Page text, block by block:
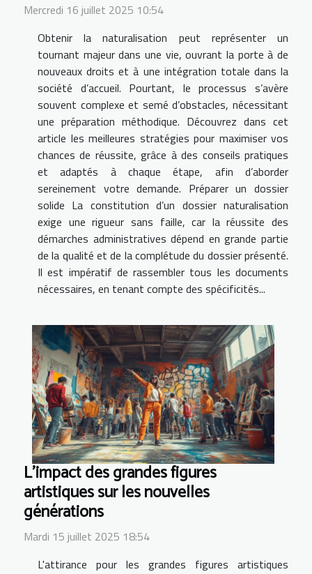
Mercredi 16 juillet 2025 10:54
Obtenir la naturalisation peut représenter un
tournant majeur dans une vie, ouvrant la porte à de
nouveaux droits et à une intégration totale dans la
société d’accueil. Pourtant, le processus s’avère
souvent complexe et semé d’obstacles, nécessitant
une préparation méthodique. Découvrez dans cet
article les meilleures stratégies pour maximiser vos
chances de réussite, grâce à des conseils pratiques
et adaptés à chaque étape, afin d’aborder
sereinement votre demande. Préparer un dossier
solide La constitution d’un dossier naturalisation
exige une rigueur sans faille, car la réussite des
démarches administratives dépend en grande partie
de la qualité et de la complétude du dossier présenté.
Il est impératif de rassembler tous les documents
nécessaires, en tenant compte des spécificités...
L'impact des grandes figures
artistiques sur les nouvelles
générations
Mardi 15 juillet 2025 18:54
L'attirance pour les grandes figures artistiques